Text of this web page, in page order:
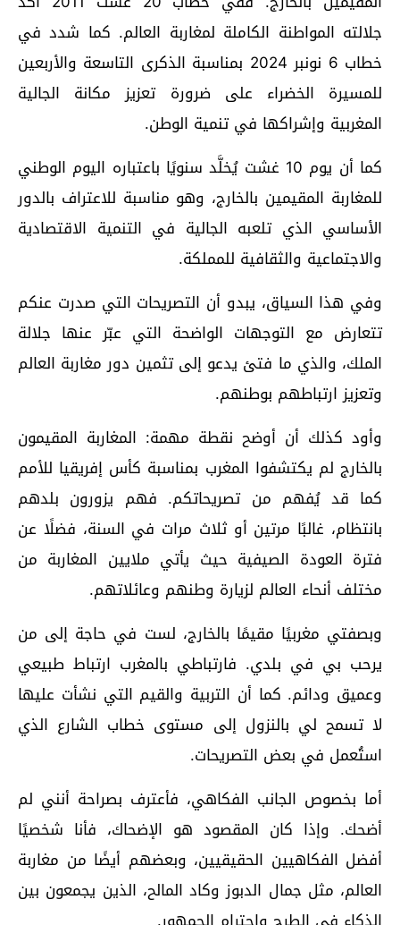
جلالته المواطنة الكاملة لمغاربة العالم. كما شدد في
خطاب 6 نونبر 2024 بمناسبة الذكرى التاسعة والأربعين
للمسيرة الخضراء على ضرورة تعزيز مكانة الجالية
المغربية وإشراكها في تنمية الوطن.
كما أن يوم 10 غشت يُخلَّد سنويًا باعتباره اليوم الوطني
للمغاربة المقيمين بالخارج، وهو مناسبة للاعتراف بالدور
الأساسي الذي تلعبه الجالية في التنمية الاقتصادية
والاجتماعية والثقافية للمملكة.
وفي هذا السياق، يبدو أن التصريحات التي صدرت عنكم
تتعارض مع التوجهات الواضحة التي عبّر عنها جلالة
الملك، والذي ما فتئ يدعو إلى تثمين دور مغاربة العالم
وتعزيز ارتباطهم بوطنهم.
وأود كذلك أن أوضح نقطة مهمة: المغاربة المقيمون
بالخارج لم يكتشفوا المغرب بمناسبة كأس إفريقيا للأمم
كما قد يُفهم من تصريحاتكم. فهم يزورون بلدهم
بانتظام، غالبًا مرتين أو ثلاث مرات في السنة، فضلًا عن
فترة العودة الصيفية حيث يأتي ملايين المغاربة من
مختلف أنحاء العالم لزيارة وطنهم وعائلاتهم.
وبصفتي مغربيًا مقيمًا بالخارج، لست في حاجة إلى من
يرحب بي في بلدي. فارتباطي بالمغرب ارتباط طبيعي
وعميق ودائم. كما أن التربية والقيم التي نشأت عليها
لا تسمح لي بالنزول إلى مستوى خطاب الشارع الذي
استُعمل في بعض التصريحات.
أما بخصوص الجانب الفكاهي، فأعترف بصراحة أنني لم
أضحك. وإذا كان المقصود هو الإضحاك، فأنا شخصيًا
أفضل الفكاهيين الحقيقيين، وبعضهم أيضًا من مغاربة
العالم، مثل جمال الدبوز وكاد المالح، الذين يجمعون بين